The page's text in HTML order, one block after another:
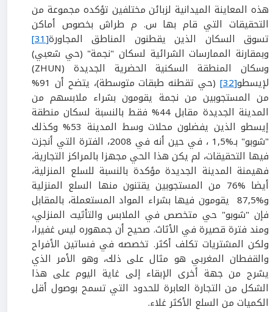
هذه المعاينة الميدانية لزبائن مختلفين تؤكده مجموعة من
التحقيقات التي قام بها س. م طراش بخصوص أماكن
تسوق السكان الذين يقطنون المناطق المجاورة[31]
وبمقارنة الممارسات الشرائية لسكان "نجمة" (حي شعبي)
وسكان المنطقة السكنية الحضرية الجديدة (ZHUN)
لإيسطو[32]
(حي تقطنه طبقات متوسطة)، يتضح أن 91%
من المستجوبين من نجمة يقومون بشراء ملابسهم من
المدينة الجديدة مقابل 44% فقط بالنسبة لسكان منطقة
إيسطو الذين يفضلون محلات وسط المدينة 53% وكذلك
"شوبو" بـ%1,5 ، في حين أنه في 2008، الفترة التي أنجزت
فيها التحقيقات، لم يكن هذا الحي مجهزا بالمراكز التجارية،
فهيمنة المدينة الجديدة مؤكدة بالنسبة للسلع المنزلية،
أيضا %76 من المستجوبين يقتنون منها السلع المنزلية
و%87,5 يقومون فيها بشراء المواد المستعملة، بالمقابل
فإن "شوبو" حي متخصص في الملابس والتأثيث المنزلي،
ومند فترة قصيرة في الأثاث. صحيح أن جمهوره ليس غفيرا،
ولكن المشتريات تكلف أكثر. تخصصه في فساتين الأفراح
والقفطان المغربي هو مثال على ذلك، وهو الأمر الذي
يشرح من جهة أخرى الإبقاء إلى غاية اليوم على هذا
الشكل من التجارة العابرة للحدود التي تسمح بوصول أقل
الكميات من السلع الأكثر غلاء.